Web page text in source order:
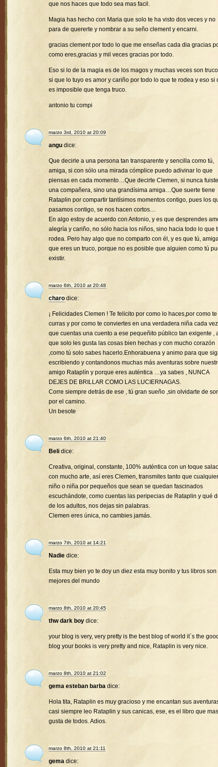
que nos haces que todo sea mas facil.
Magia has hecho con Maria que solo te ha visto dos veces y no
para de quererte y nombrar a su seño clement y encarni.
gracias clement por todo lo que me enseñas cada dia gracias
como eres,gracias y mil veces gracias por todo.
Eso si lo de la magia es de los magos y muchas veces son
si que lo tuyo es amor y cariño por todo lo que te rodea y eso si
es imposible que tenga truco.
antonio tu compi
marzo 3rd, 2010 at 20:09
angu dice:
Que decirle a una persona tan transparente y sencilla como tú,
amiga, si con sólo una mirada cómplice puedo adivinar lo que
piensas en cada momento…Que decirte Clemen, si nunca fuiste
una compañera, sino una grandísima amiga…Que suerte tiene
Rataplin por compartir tantísimos momentos contigo, pues los
pasamos contigo, se nos hacen cortos…
En algo estoy de acuerdo con Antonio, y es que desprendes
alegría y cariño, no sólo hacia los niños, sino hacia todo lo que
rodea. Pero hay algo que no comparto con él, y es que tú,
que eres un truco, porque no es posible que alguien como tú
existir.
marzo 6th, 2010 at 20:48
charo dice:
¡ Felicidades Clemen ! Te felicito por como lo haces,por como
curras y por como te conviertes en una verdadera niña cada vez
que cuentas una cuento a ese pequeñito público tan exigente ,
que solo les gusta las cosas bien hechas y con mucho corazón
,como tú solo sabes hacerlo.Enhorabuena y animo para que
escribiendo y contandonos muchas más aventuras sobre
amigo Rataplín y porque eres auténtica …ya sabes , NUNCA
DEJES DE BRILLAR COMO LAS LUCIERNAGAS.
Corre siempre detrás de ese , tú gran sueño ,sin olvidarte de
por el camino.
Un besote
marzo 6th, 2010 at 21:40
Beli dice:
Creativa, original, constante, 100% auténtica con un toque
con mucho arte, así eres Clemen, transmites tanto que cualquier
niño o niña por pequeños que sean se quedan fascinados
escuchándote, como cuentas las peripecias de Rataplin y qué
de los adultos, nos dejas sin palabras.
Clemen eres única, no cambies jamás.
marzo 7th, 2010 at 14:21
Nadie dice:
Esta muy bien yo te doy un diez esta muy bonito y tus libros son
mejores del mundo
marzo 8th, 2010 at 20:45
thw dark boy dice:
your blog is very, very pretty is the best blog of world it`s the
blog your books is very pretty and nice, Rataplin is very nice.
marzo 8th, 2010 at 21:02
gema esteban barba dice:
Hola tita, Rataplin es muy gracioso y me encantan sus
casi siempre leo Rataplin y sus canicas, ese, es el libro que
gusta de todos. Adios.
marzo 8th, 2010 at 21:11
gema dice: